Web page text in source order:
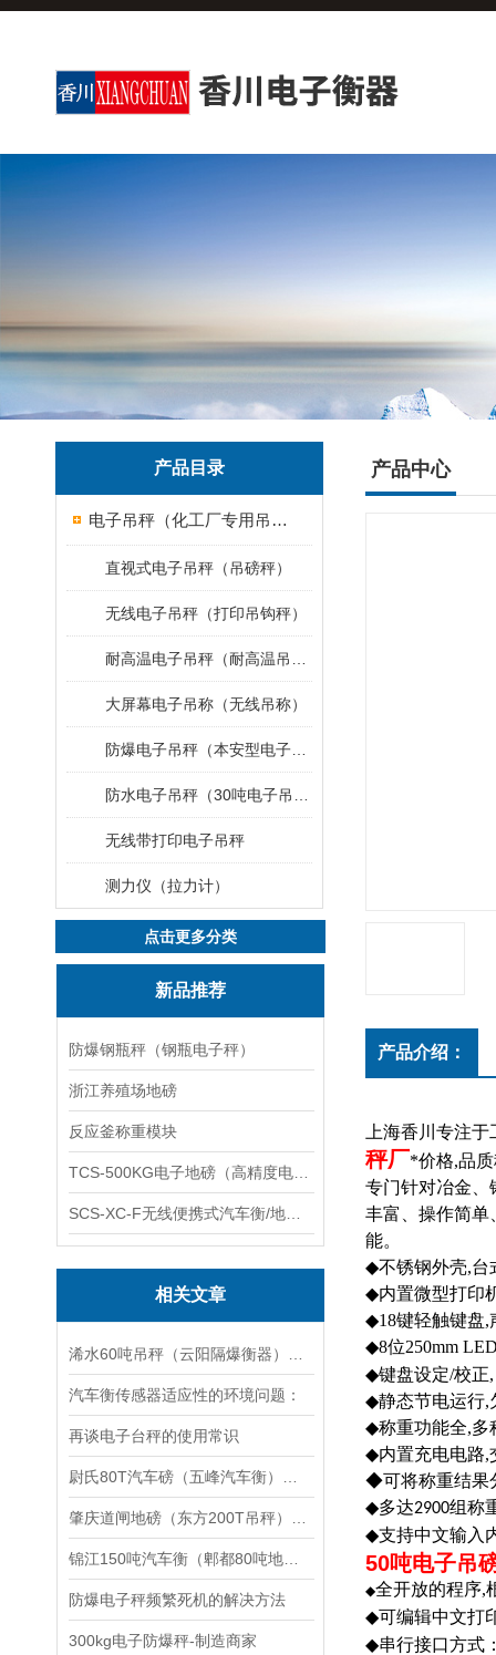
产品目录
电子吊秤（化工厂专用吊秤）
直视式电子吊秤（吊磅秤）
无线电子吊秤（打印吊钩秤）
大屏幕电子吊称（无线吊称）
无线带打印电子吊秤
测力仪（拉力计）
点击更多分类
新品推荐
防爆钢瓶秤（钢瓶电子秤）
浙江养殖场地磅
反应釜称重模块
相关文章
汽车衡传感器适应性的环境问题：
再谈电子台秤的使用常识
防爆电子秤频繁死机的解决方法
300kg电子防爆秤-制造商家
产品中心
产品介绍：
上海香川 专注于
秤厂*价格,品
专门针对冶金、
丰富、操作简单
能。
◆不锈钢外壳,台
◆内置微型打印
◆18键轻触键盘,
◆8位250mm LE
◆键盘设定/校正,
◆静态节电运行,
◆称重功能全,多
◆内置充电电路,
◆可将称重结果
◆多达2900组称
◆支持中文输入
50吨电子吊
◆全开放的程序,
◆可编辑中文打
◆串行接口方式